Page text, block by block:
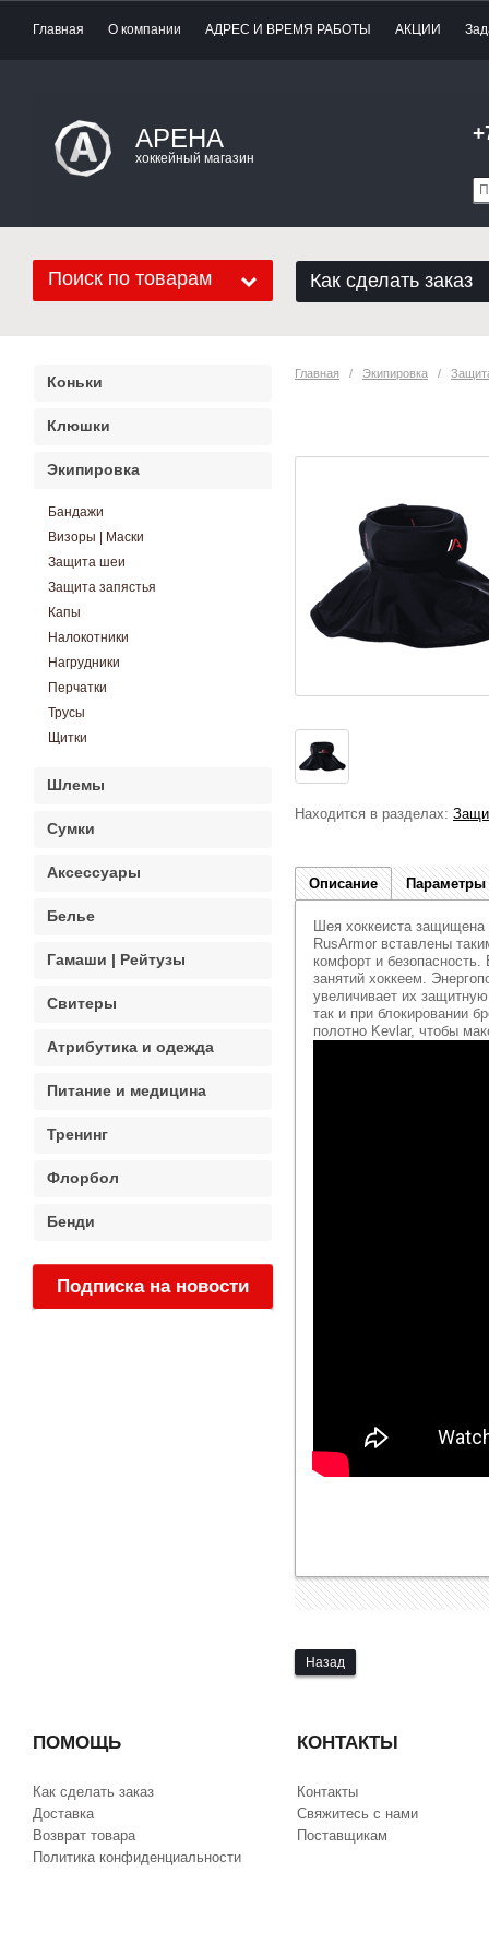
Главная О компании АДРЕС И ВРЕМЯ РАБОТЫ АКЦИИ
АРЕНА
хоккейный магазин
Поиск по товарам Как сделать заказ
Главная
   /
Экипировка
   /
Находится в разделах:
Описание Параметры
Шея хоккеиста
RusArmor вставлены
комфорт и
занятий хоккеем.
увеличивает их
так и при блокировании
полотно Kevlar, чтобы
Назад
Коньки
Клюшки
Экипировка
Бандажи
Визоры | Маски
Защита шеи
Защита запястья
Капы
Налокотники
Нагрудники
Перчатки
Трусы
Щитки
Шлемы
Сумки
Аксессуары
Белье
Гамаши | Рейтузы
Свитеры
Атрибутика и одежда
Питание и медицина
Тренинг
Флорбол
Бенди
Подписка на новости
ПОМОЩЬ
Как сделать заказ
Доставка
Возврат товара
Политика конфиденциальности
КОНТАКТЫ
Контакты
Свяжитесь с нами
Поставщикам